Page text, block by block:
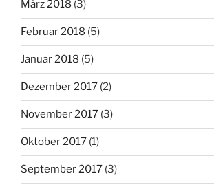
März 2018 (3)
Februar 2018 (5)
Januar 2018 (5)
Dezember 2017 (2)
November 2017 (3)
Oktober 2017 (1)
September 2017 (3)